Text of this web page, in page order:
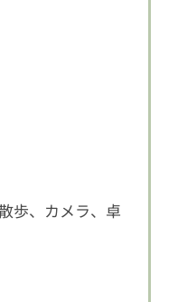
歩、カメラ、卓